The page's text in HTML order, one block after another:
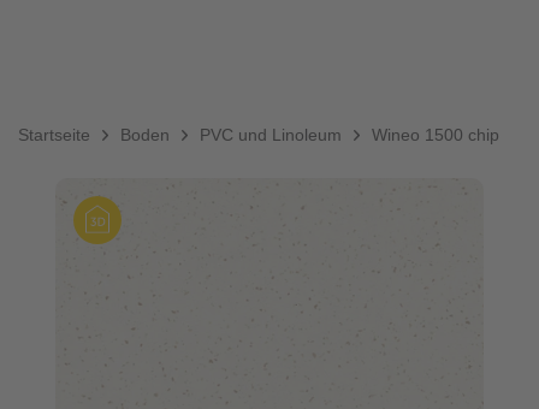
Startseite Boden PVC und Linoleum Wineo 1500 chip